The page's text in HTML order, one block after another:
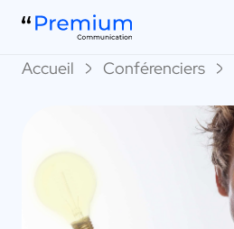
Accueil Conférenciers